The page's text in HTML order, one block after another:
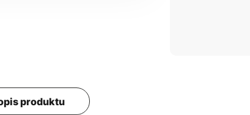
produktu